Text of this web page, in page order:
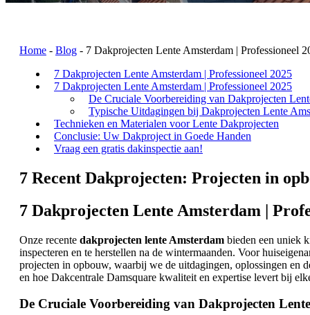
Home - Blog - 7 Dakprojecten Lente Amsterdam | Professioneel
7 Dakprojecten Lente Amsterdam | Professioneel 2025
7 Dakprojecten Lente Amsterdam | Professioneel 2025
De Cruciale Voorbereiding van Dakprojecten
Typische Uitdagingen bij Dakprojecten Lente
Technieken en Materialen voor Lente Dakprojecten
Conclusie: Uw Dakproject in Goede Handen
Vraag een gratis dakinspectie aan!
7 Recent Dakprojecten: Projecten in
7 Dakprojecten Lente Amsterdam |
Onze recente dakprojecten lente Amsterdam bieden een uniek
inspecteren en te herstellen na de wintermaanden. Voor
projecten in opbouw, waarbij we de uitdagingen, oplossingen en
en hoe Dakcentrale Damsquare kwaliteit en expertise levert bij
De Cruciale Voorbereiding van Dakprojecten